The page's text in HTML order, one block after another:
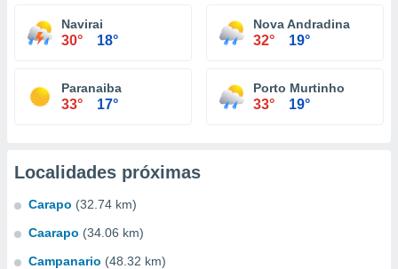
Navirai
30° 18°
Nova Andradina
32° 19°
Paranaiba
33° 17°
Porto Murtinho
33° 19°
Localidades próximas
Carapo (32.74 km)
Caarapo (34.06 km)
Campanario (48.32 km)